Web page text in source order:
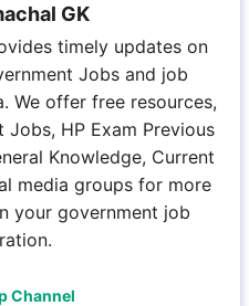
GK
timely updates on
Jobs and job
We offer free resources,
Jobs, HP Exam Previous
Knowledge, Current
media groups for more
your government job
Channel